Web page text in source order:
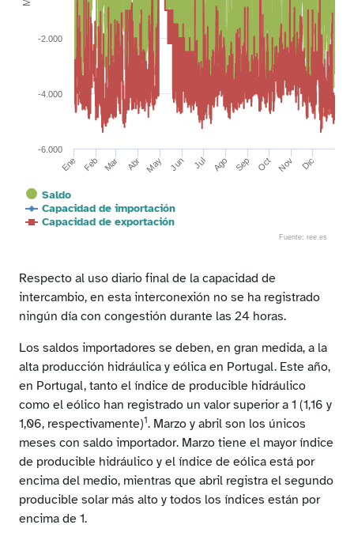
Saldo
Capacidad de importación
Capacidad de exportación
Ene Feb Mar Abr May Jun Jul Ago Sep Oct Nov Dic
-6.000
-4.000
-2.000
Fuente: ree.es
Respecto al uso diario final de la capacidad de
intercambio, en esta interconexión no se ha registrado
ningún día con congestión durante las 24 horas.
Los saldos importadores se deben, en gran medida, a la
alta producción hidráulica y eólica en Portugal. Este año,
en Portugal, tanto el índice de producible hidráulico
como el eólico han registrado un valor superior a 1 (1,16 y
1,06, respectivamente)1. Marzo y abril son los únicos
meses con saldo importador. Marzo tiene el mayor índice
de producible hidráulico y el índice de eólica está por
encima del medio, mientras que abril registra el segundo
producible solar más alto y todos los índices están por
encima de 1.